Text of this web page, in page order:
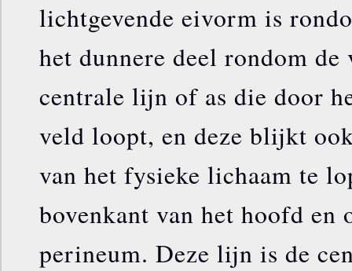
lichtgevende eivorm is
het dunnere deel rondom de
centrale lijn of as die door
veld loopt, en deze blijkt
van het fysieke lichaam te
bovenkant van het hoofd en
perineum. Deze lijn is de